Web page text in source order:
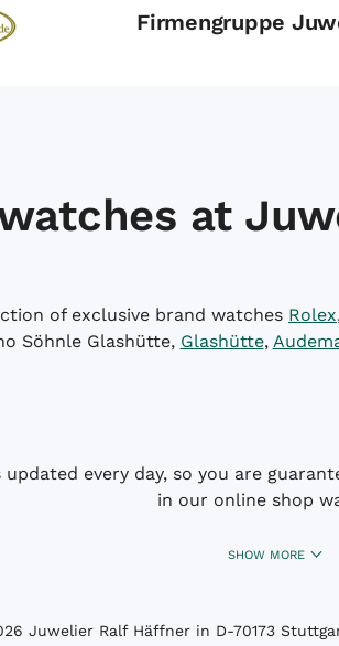
Firmengruppe
at
of exclusive brand watches Rolex
Söhnle Glashütte, Glashütte,
updated every day, so you are
in our online shop
SHOW MORE
Juwelier Ralf Häffner in D-70173